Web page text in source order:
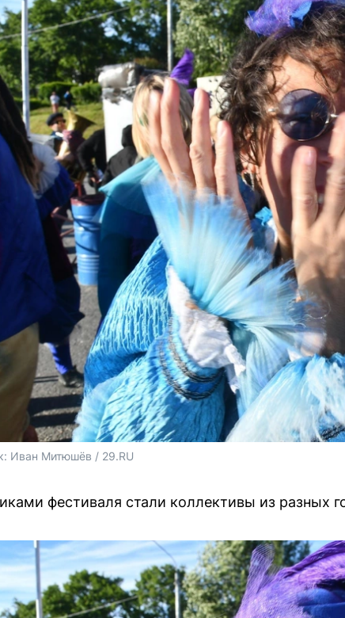
Иван Митюшёв / 29.RU
фестиваля стали коллективы из разных